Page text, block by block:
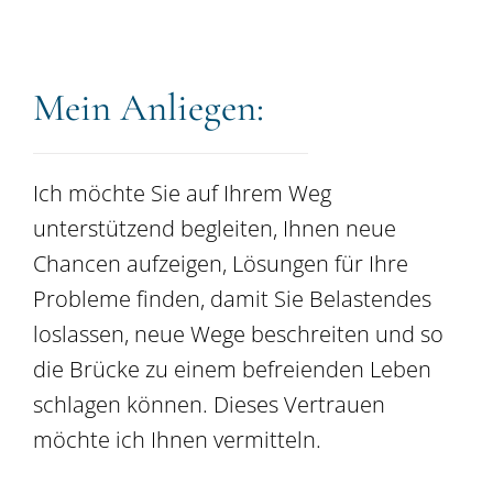
Mein Anliegen:
Ich möchte Sie auf Ihrem Weg
unterstützend begleiten, Ihnen neue
Chancen aufzeigen, Lösungen für Ihre
Probleme finden, damit Sie Belastendes
loslassen, neue Wege beschreiten und so
die Brücke zu einem befreienden Leben
schlagen können. Dieses Vertrauen
möchte ich Ihnen vermitteln.